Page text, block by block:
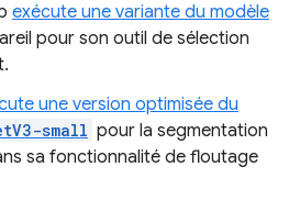
exécute une variante du modèle
pour son outil de sélection
une version optimisée du
small pour la segmentation
sa fonctionnalité de floutage